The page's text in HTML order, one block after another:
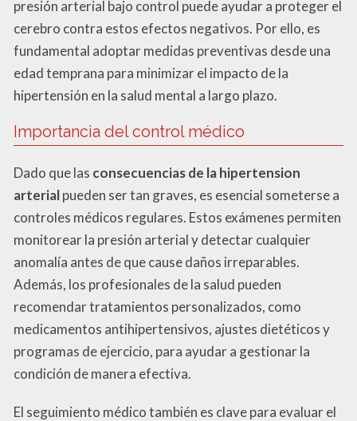
presión arterial bajo control puede ayudar a proteger el
cerebro contra estos efectos negativos. Por ello, es
fundamental adoptar medidas preventivas desde una
edad temprana para minimizar el impacto de la
hipertensión en la salud mental a largo plazo.
Importancia del control médico
Dado que las consecuencias de la hipertension
arterialpueden ser tan graves, es esencial someterse a
controles médicos regulares. Estos exámenes permiten
monitorear la presión arterial y detectar cualquier
anomalía antes de que cause daños irreparables.
Además, los profesionales de la salud pueden
recomendar tratamientos personalizados, como
medicamentos antihipertensivos, ajustes dietéticos y
programas de ejercicio, para ayudar a gestionar la
condición de manera efectiva.
El seguimiento médico también es clave para evaluar el